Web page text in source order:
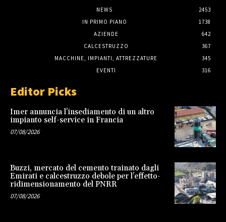
NEWS
2453
IN PRIMO PIANO
1738
AZIENDE
642
CALCESTRUZZO
367
MACCHINE, IMPIANTI, ATTREZZATURE
345
EVENTI
316
Editor Picks
Imer annuncia l’insediamento di un altro
impianto self-service in Francia
07/08/2026
Buzzi, mercato del cemento trainato dagli
Emirati e calcestruzzo debole per l’effetto-
ridimensionamento del PNRR
07/08/2026